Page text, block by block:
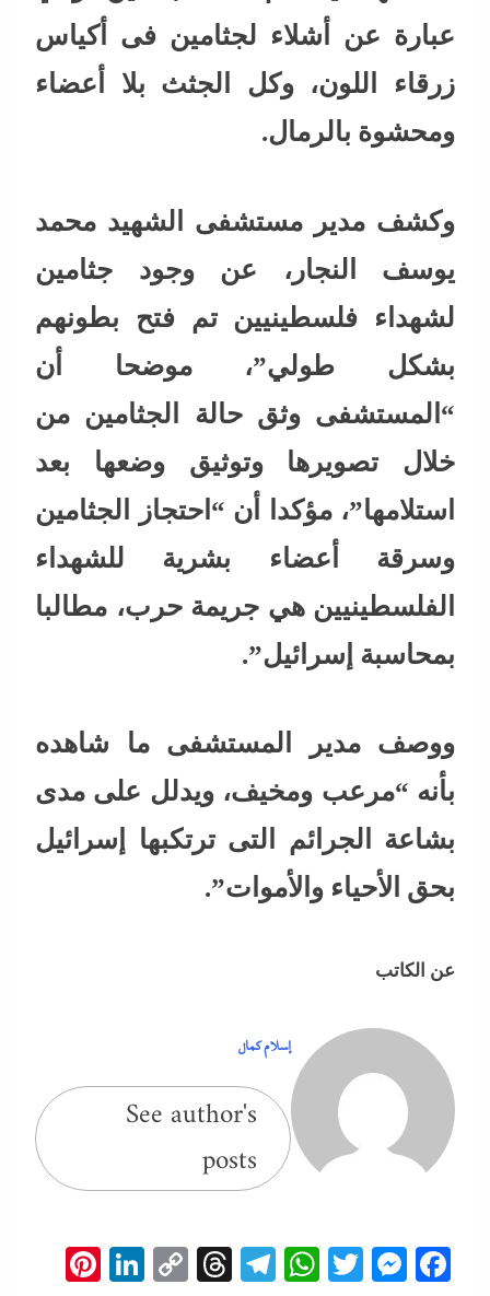
عبارة عن أشلاء لجثامين فى أكياس
زرقاء اللون، وكل الجثث بلا أعضاء
ومحشوة بالرمال.
وكشف مدير مستشفى الشهيد محمد
يوسف النجار، عن وجود جثامين
لشهداء فلسطينيين تم فتح بطونهم
بشكل طولي”، موضحا أن
“المستشفى وثق حالة الجثامين من
خلال تصويرها وتوثيق وضعها بعد
استلامها”، مؤكدا أن “احتجاز الجثامين
وسرقة أعضاء بشرية للشهداء
الفلسطينيين هي جريمة حرب، مطالبا
بمحاسبة إسرائيل”.
ووصف مدير المستشفى ما شاهده
بأنه “مرعب ومخيف، ويدلل على مدى
بشاعة الجرائم التى ترتكبها إسرائيل
بحق الأحياء والأموات”.
عن الكاتب
إسلام كمال
See author's
posts
Facebook
Messenger
Twitter
WhatsApp
Telegram
Threads
Copy